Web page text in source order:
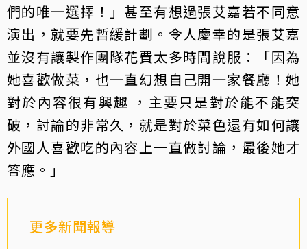
們的唯一選擇！」甚至有想過張艾嘉若不同意
演出，就要先暫緩計劃。令人慶幸的是張艾嘉
並沒有讓製作團隊花費太多時間說服：「因為
她喜歡做菜，也一直幻想自己開一家餐廳！她
對於內容很有興趣 ，主要只是對於能不能突
破，討論的非常久，就是對於菜色還有如何讓
外國人喜歡吃的內容上一直做討論，最後她才
答應。」
更多新聞報導